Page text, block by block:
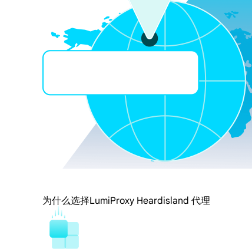
为什么选择LumiProxy Heardisland 代理